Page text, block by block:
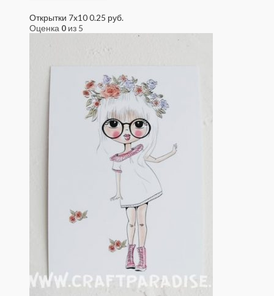
Открытки 7x100.25 руб.
Оценка 0 из 5